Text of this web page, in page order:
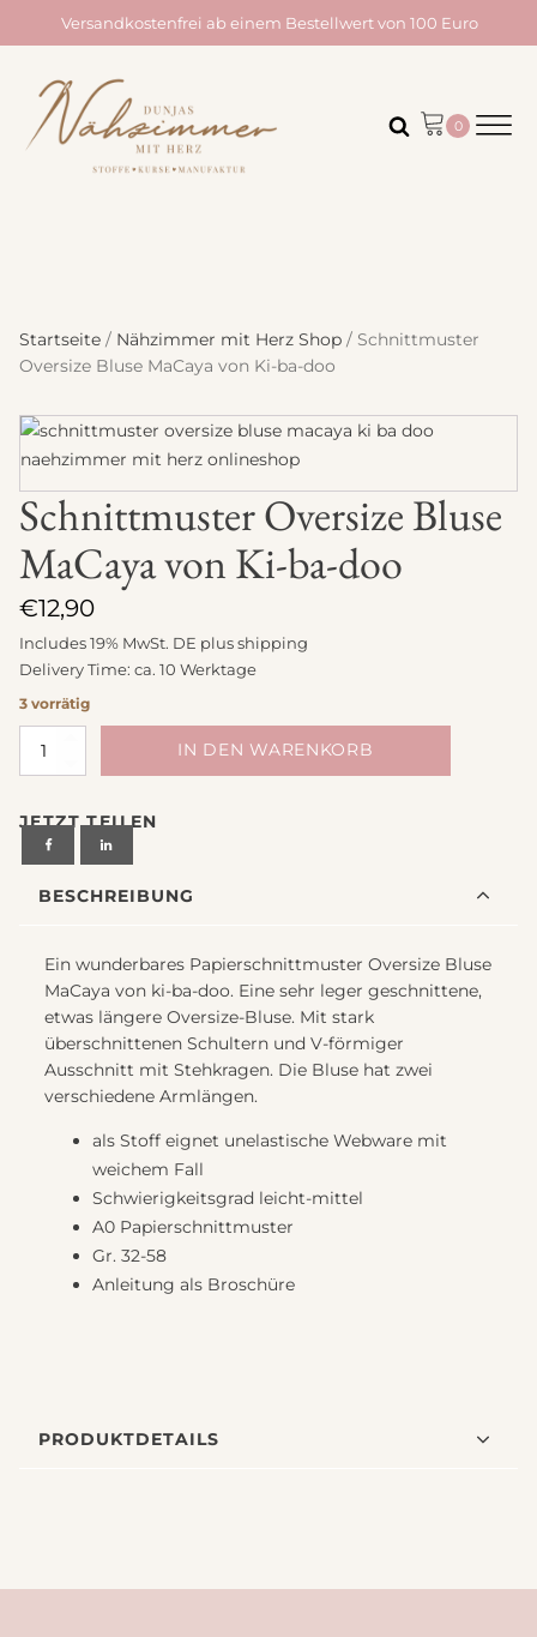
Versandkostenfrei ab einem Bestellwert von 100 Euro
Startseite / Nähzimmer mit Herz Shop / Schnittmuster
Oversize Bluse MaCaya von Ki-ba-doo
Schnittmuster Oversize Bluse
MaCaya von Ki-ba-doo
€12,90
Includes 19% MwSt. DE plusshipping
Delivery Time: ca. 10 Werktage
3 vorrätig
Schnittmuster
Oversize
MaCaya
ba-
IN DEN WARENKORB
JETZT TEILEN
BESCHREIBUNG
Ein wunderbares Papierschnittmuster Oversize Bluse
MaCaya von ki-ba-doo. Eine sehr leger geschnittene,
etwas längere Oversize-Bluse. Mit stark
überschnittenen Schultern und V-förmiger
Ausschnitt mit Stehkragen. Die Bluse hat zwei
verschiedene Armlängen.
als Stoff eignet unelastische Webware mit
weichem Fall
Schwierigkeitsgrad leicht-mittel
A0 Papierschnittmuster
Gr. 32-58
Anleitung als Broschüre
PRODUKTDETAILS